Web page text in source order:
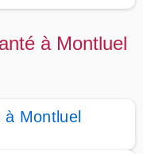
à Montluel
Montluel